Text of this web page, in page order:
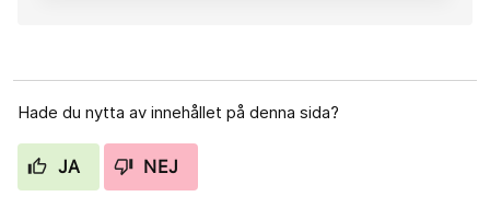
Hade du nytta av innehållet på denna sida?
JA NEJ